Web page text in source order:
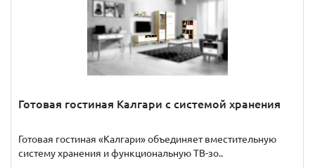
Готовая гостиная Калгари с системой хранения
Готовая гостиная «Калгари» объединяет вместительную
систему хранения и функциональную ТВ-зо..